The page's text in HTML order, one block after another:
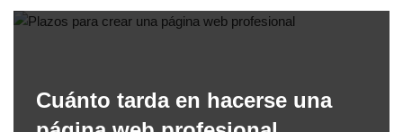
Cuánto tarda en hacerse una